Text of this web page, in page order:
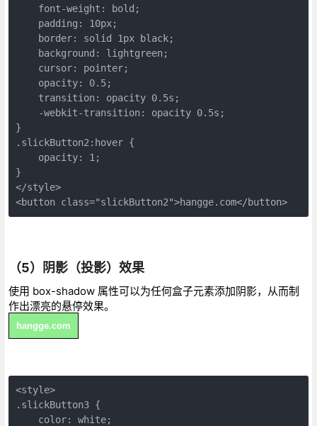
    font-weight: bold;
    padding: 10px;
    border: solid 1px black;
    background: lightgreen;
    cursor: pointer;
    opacity: 0.5;
    transition: opacity 0.5s;
    -webkit-transition: opacity 0.5s;
}
.slickButton2:hover {
    opacity: 1;
}
</style>
<button class="slickButton2">hangge.com</button>
（5）阴影（投影）效果
使用 box-shadow 属性可以为任何盒子元素添加阴影，从而制
作出漂亮的悬停效果。
hangge.com
<style>
.slickButton3 {
    color: white;